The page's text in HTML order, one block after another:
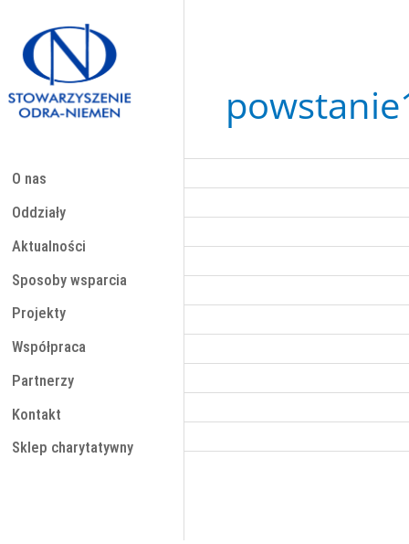
treści
O nas
Oddziały
Aktualności
Sposoby wsparcia
Projekty
Współpraca
Partnerzy
Kontakt
Sklep charytatywny